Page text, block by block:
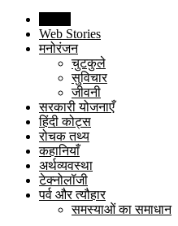
Web Stories
मनोरंजन
चुटकुले
सुविचार
जीवनी
सरकारी योजनाएँ
हिंदी कोट्स
रोचक तथ्य
कहानियाँ
अर्थव्यवस्था
टेक्नोलॉजी
पर्व और त्यौहार
समस्याओं का समाधान